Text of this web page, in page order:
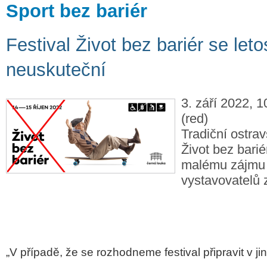
Sport bez bariér
Festival Život bez bariér se
neuskuteční
3. září 2022,
(red)
Tradiční
Život bez
malému
vystavovatelů
„V případě, že se rozhodneme festival připravit v